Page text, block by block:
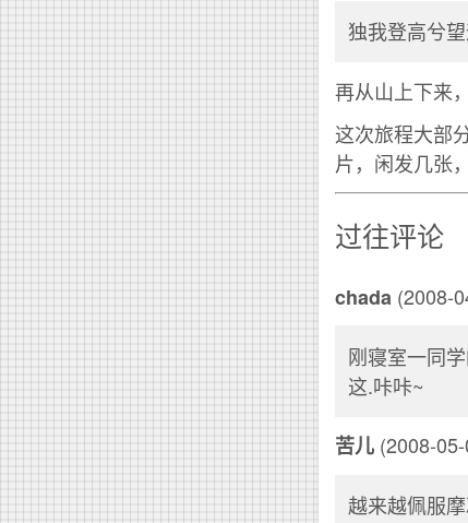
独我登高兮
再从山上下来
这次旅程大部
片，闲发几张
过往评论
chada (2008-
刚寝室一同
这.咔咔~
苦儿 (2008-
越来越佩服